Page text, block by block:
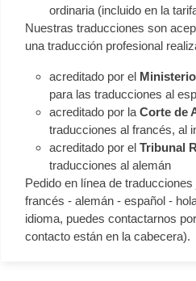
ordinaria (incluido en la
Nuestras traducciones son
una traducción profesional
acreditado por el
para las traducciones al
acreditado por la Corte de
traducciones al francés, al
acreditado por el Tribunal
traducciones al alemán
Pedido en línea de
francés - alemán - español -
idioma, puedes contactarnos
contacto están en la cabecera).